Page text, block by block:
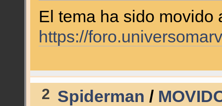
El tema ha sido movido
https://
2 Spiderman /